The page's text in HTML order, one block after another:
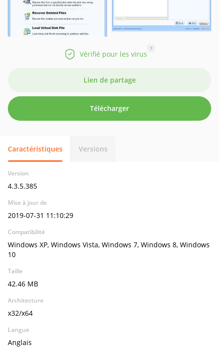
Vérifié pour les virus
?
Lien de partage
Télécharger
Caractéristiques Versions
Version
4.3.5.385
Mise à jour de
2019-07-31 11:10:29
Compatibilité
Windows XP, Windows Vista, Windows 7, Windows 8, Windows
10
Taille
42.46 MB
Architecture
x32/x64
Langue
Anglais